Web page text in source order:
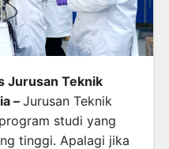
Jurusan Teknik
– Jurusan Teknik
studi yang
tinggi. Apalagi jika